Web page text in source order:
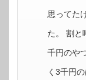
思ってた
た。 割と
千円のや
く3千円